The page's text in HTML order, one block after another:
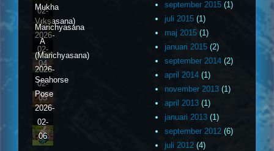
02-
03
Mukha
Vrksasana)
2026-
02-
04
Marichyasana
A
(Marichyasana)
2026-
02-
05
Seahorse
Pose
2026-
02-
06
september 2015 (1)
juli 2015 (1)
maj 2015 (1)
januari 2015 (2)
september 2014 (2)
april 2014 (1)
november 2013 (1)
april 2013 (1)
januari 2013 (1)
september 2012 (6)
juli 2012 (4)